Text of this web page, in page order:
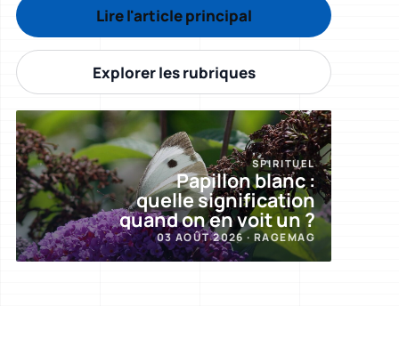
12:12 est souvent lue comme un signal
d’alignement, de pris
Lire l'article principal
Explorer les rubriques
SPIRITUEL
Papillon blanc :
quelle signification
quand on en voit un ?
03 AOÛT 2026 · RAGEMAG